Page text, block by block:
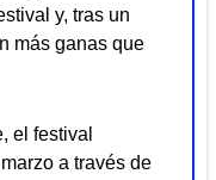
y, tras un
más ganas que
el festival
a través de